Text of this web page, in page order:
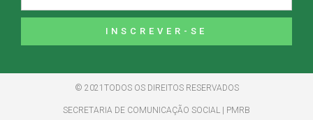
INSCREVER-SE
© 2021TODOS OS DIREITOS RESERVADOS
SECRETARIA DE COMUNICAÇÃO SOCIAL | PMRB